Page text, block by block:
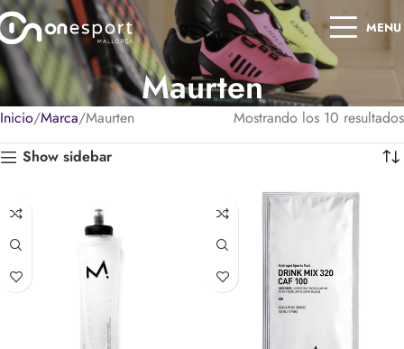
MENU
Maurten
Inicio Marca Maurten Mostrando los 10 resultados
Show sidebar